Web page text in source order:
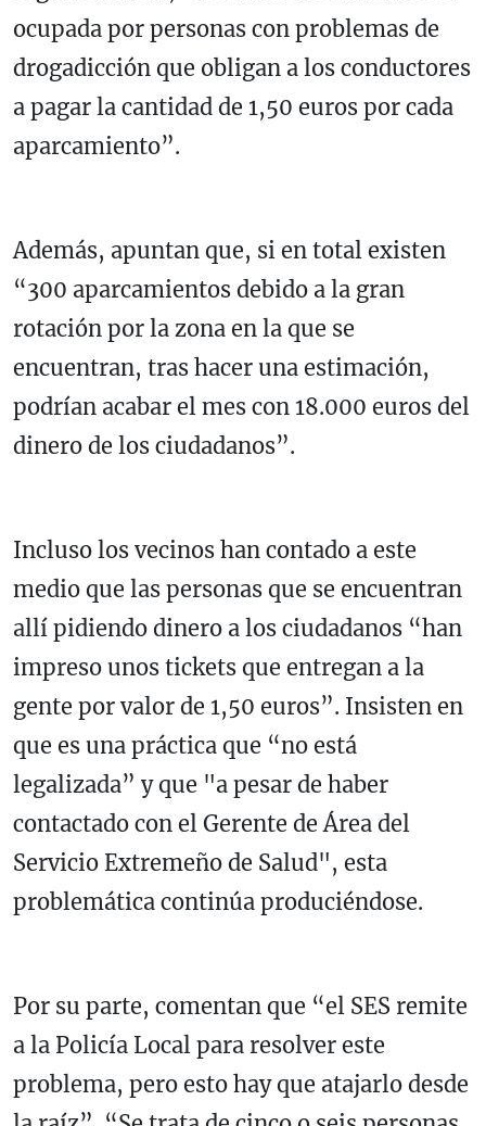
ocupada por personas con problemas de
drogadicción que obligan a los conductores
a pagar la cantidad de 1,50 euros por cada
aparcamiento”.
Además, apuntan que, si en total existen
“300 aparcamientos debido a la gran
rotación por la zona en la que se
encuentran, tras hacer una estimación,
podrían acabar el mes con 18.000 euros del
dinero de los ciudadanos”.
Incluso los vecinos han contado a este
medio que las personas que se encuentran
allí pidiendo dinero a los ciudadanos “han
impreso unos tickets que entregan a la
gente por valor de 1,50 euros”. Insisten en
que es una práctica que “no está
legalizada” y que "a pesar de haber
contactado con el Gerente de Área del
Servicio Extremeño de Salud", esta
problemática continúa produciéndose.
Por su parte, comentan que “el SES remite
a la Policía Local para resolver este
problema, pero esto hay que atajarlo desde